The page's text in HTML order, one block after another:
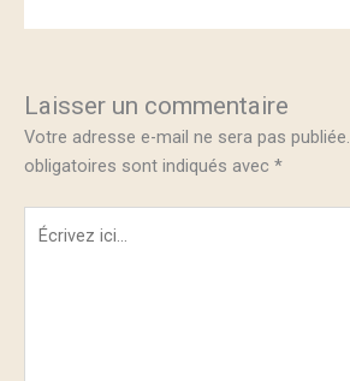
Laisser un commentaire
Votre adresse e-mail ne sera pas publiée.
obligatoires sont indiqués avec *
Écrivez
ici…